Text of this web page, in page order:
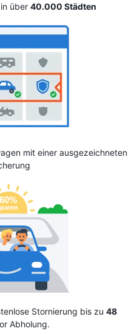
über 40.000 Städten
mit einer ausgezeichneten
Stornierung bis zu 48
Abholung.